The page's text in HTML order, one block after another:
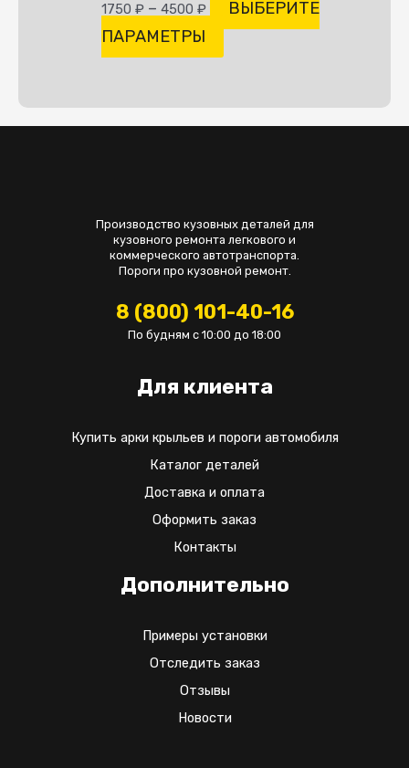
1750₽ –4500₽
ВЫБЕРИТЕ
ПАРАМЕТРЫ
Производство кузовных деталей для
кузовного ремонта легкового и
коммерческого автотранспорта.
Пороги про кузовной ремонт.
8 (800) 101-40-16
По будням с 10:00 до 18:00
Для клиента
Купить арки крыльев и пороги автомобиля
Каталог деталей
Доставка и оплата
Оформить заказ
Контакты
Дополнительно
Примеры установки
Отследить заказ
Отзывы
Новости